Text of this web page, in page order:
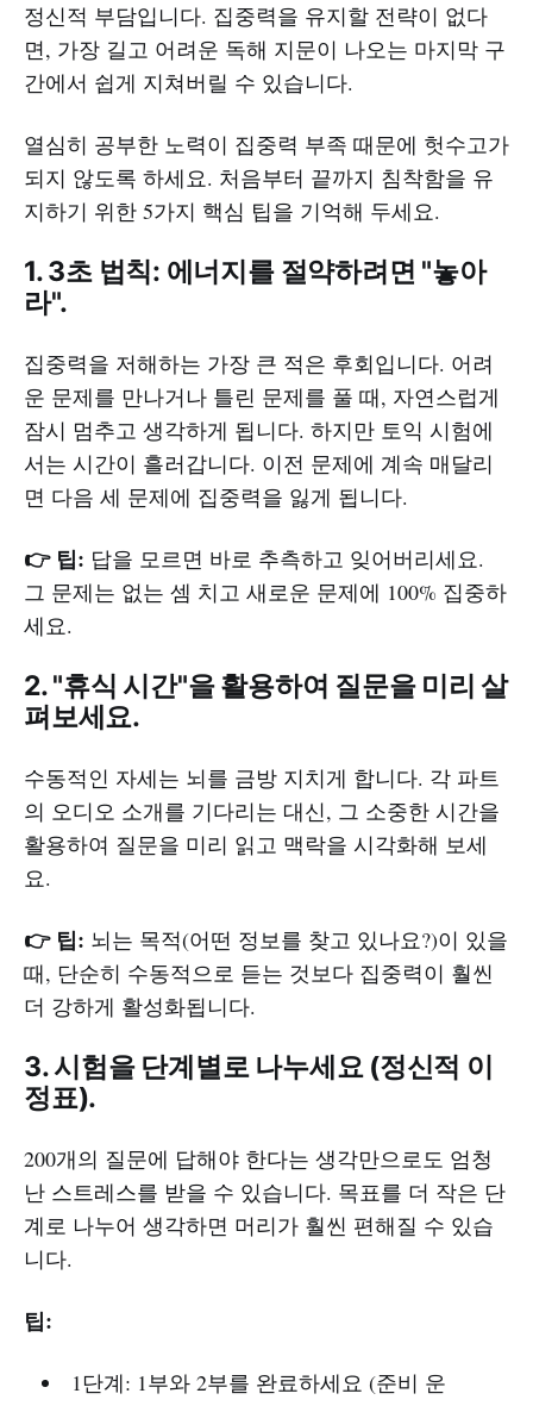
정신적 부담입니다. 집중력을 유지할 전략이 없다
면, 가장 길고 어려운 독해 지문이 나오는 마지막 구
간에서 쉽게 지쳐버릴 수 있습니다.
열심히 공부한 노력이 집중력 부족 때문에 헛수고가
되지 않도록 하세요. 처음부터 끝까지 침착함을 유
지하기 위한 5가지 핵심 팁을 기억해 두세요.
1. 3초 법칙: 에너지를 절약하려면 "놓아
라".
집중력을 저해하는 가장 큰 적은 후회입니다. 어려
운 문제를 만나거나 틀린 문제를 풀 때, 자연스럽게
잠시 멈추고 생각하게 됩니다. 하지만 토익 시험에
서는 시간이 흘러갑니다. 이전 문제에 계속 매달리
면 다음 세 문제에 집중력을 잃게 됩니다.
👉 팁: 답을 모르면 바로 추측하고 잊어버리세요.
그 문제는 없는 셈 치고 새로운 문제에 100% 집중하
세요.
2. "휴식 시간"을 활용하여 질문을 미리 살
펴보세요.
수동적인 자세는 뇌를 금방 지치게 합니다. 각 파트
의 오디오 소개를 기다리는 대신, 그 소중한 시간을
활용하여 질문을 미리 읽고 맥락을 시각화해 보세
요.
👉 팁: 뇌는 목적(어떤 정보를 찾고 있나요?)이 있을
때, 단순히 수동적으로 듣는 것보다 집중력이 훨씬
더 강하게 활성화됩니다.
3. 시험을 단계별로 나누세요 (정신적 이
정표).
200개의 질문에 답해야 한다는 생각만으로도 엄청
난 스트레스를 받을 수 있습니다. 목표를 더 작은 단
계로 나누어 생각하면 머리가 훨씬 편해질 수 있습
니다.
팁:
1단계: 1부와 2부를 완료하세요 (준비 운